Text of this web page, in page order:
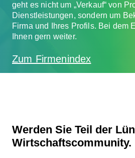
geht es nicht um „Verkauf“ von
Dienstleistungen, sondern um
Firma und Ihres Profils. Bei dem
Ihnen gern weiter.
Zum Firmenindex
Werden Sie Teil der
Wirtschaftscommunity.